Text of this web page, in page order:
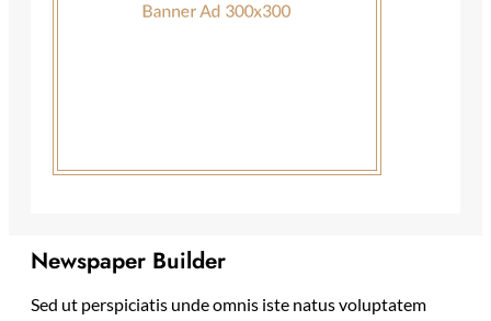
Newspaper Builder
Sed ut perspiciatis unde omnis iste natus voluptatem